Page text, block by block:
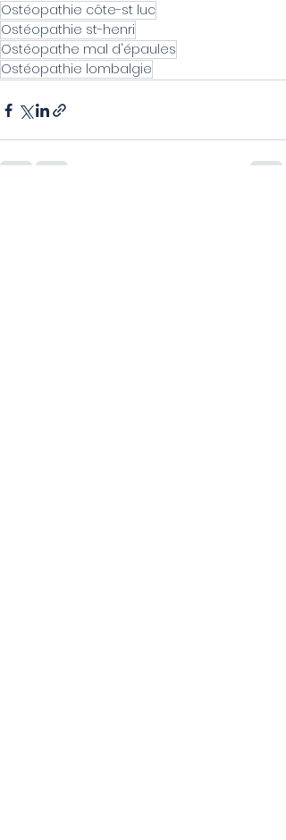
Ostéopathie côte-st luc
Ostéopathie st-henri
Ostéopathe mal d'épaules
Ostéopathie lombalgie